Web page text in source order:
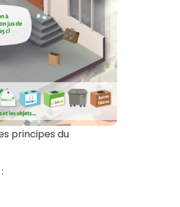
principes du